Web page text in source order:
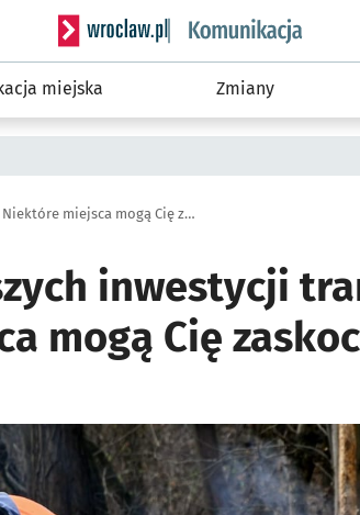
Serwis informacyjny wroclaw.pl
miejska Zmiany
TOP 7 największych inwestycji tramwajowych. Niektóre miejsca mogą Cię zaskoczyć
inwestycji
mogą Cię